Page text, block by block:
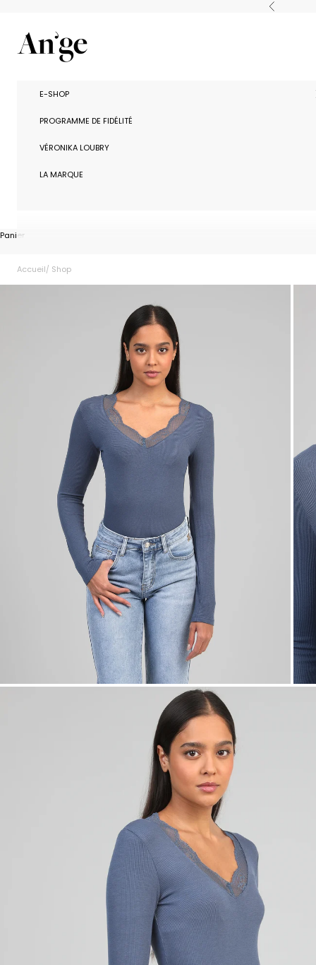
Précédent
Ange Paris
E-SHOP
PROGRAMME DE FIDÉLITÉ
VÉRONIKA LOUBRY
LA MARQUE
Panier
Accueil
Shop